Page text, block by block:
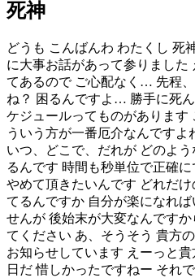
死神
どうも こんばんわ わたくし 死
に大事お話があって参りまし
てあるので ご心配なく… 先程
ね？ 困るんですよ… 勝手に死
ケジュールってものがありま
ういう方が一番厄介なんですよ
いつ、どこで、だれが どのよ
るんです 時間も秒単位で正確
やめて頂きたいんです どれだ
てるんですか 自分が楽になれ
せんが 後始末が大変なんです
てください あ、そうそう 貴方
お知らせしています えーっと
日だ 惜しかったですねー それ